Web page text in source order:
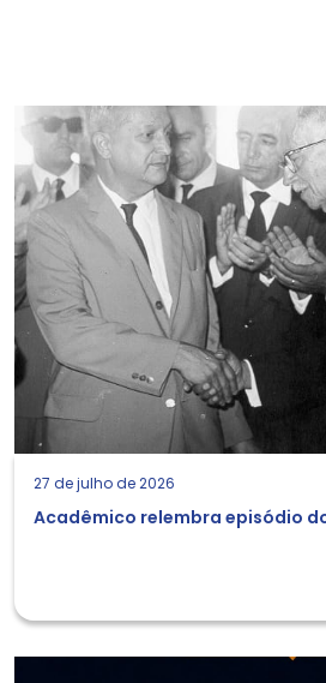
27 de julho de 2026
Acadêmico relembra episódio